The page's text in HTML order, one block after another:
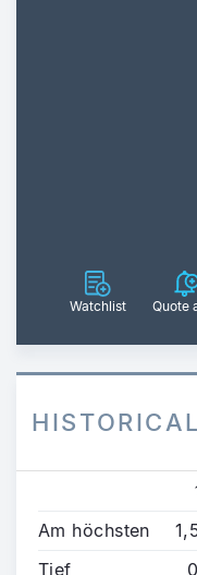
Watchlist Quote
Am höchsten
Tief